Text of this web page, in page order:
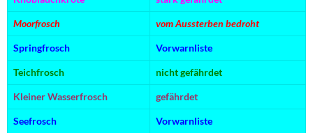
Moorfrosch vom Aussterben bedroht
Springfrosch Vorwarnliste
Teichfrosch nicht gefährdet
Kleiner Wasserfrosch gefährdet
Seefrosch Vorwarnliste